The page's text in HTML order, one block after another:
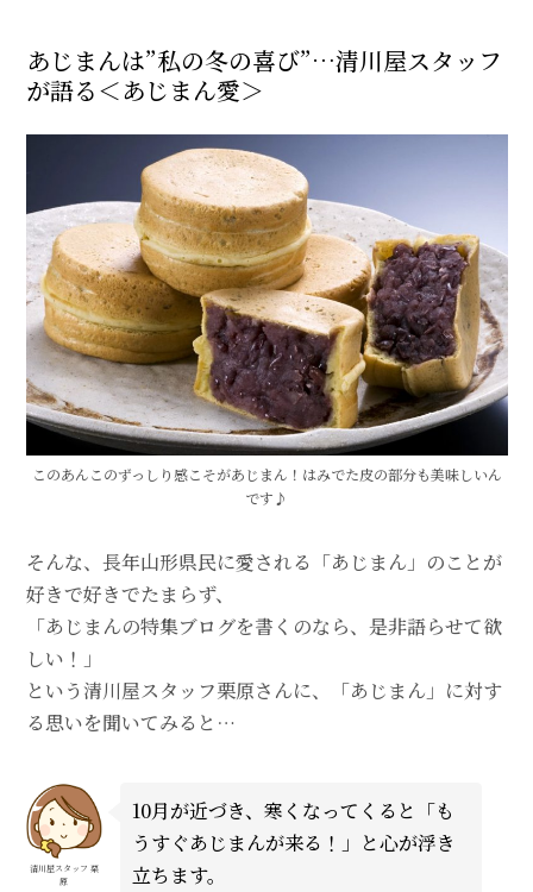
あじまんは”私の冬の喜び”…清川屋スタッフ
が語る＜あじまん愛＞
このあんこのずっしり感こそがあじまん！はみでた皮の部分も美味しいん
です♪
そんな、長年山形県民に愛される「あじまん」のことが
好きで好きでたまらず、
「あじまんの特集ブログを書くのなら、是非語らせて欲
しい！」
という清川屋スタッフ栗原さんに、「あじまん」に対す
る思いを聞いてみると…
清川屋スタッフ 栗
原
10月が近づき、寒くなってくると「も
うすぐあじまんが来る！」と心が浮き
立ちます。